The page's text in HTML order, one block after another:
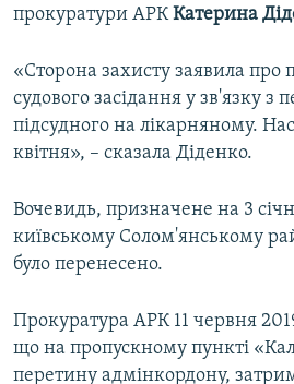
прокуратури АРККатерина
«Сторона захисту заявила про
судового засідання у зв'язку з
підсудного на лікарняному.
квітня», – сказала Діденко.
Вочевидь, призначене на 3
київському Солом'янському
було перенесено.
Прокуратура АРК 11 червня
що на пропускному пункті
перетину адмінкордону,